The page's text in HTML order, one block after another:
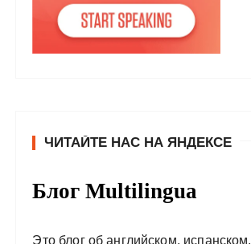
ЧИТАЙТЕ НАС НА ЯНДЕКСЕ
Блог Multilingua
Это блог об английском, испанском,